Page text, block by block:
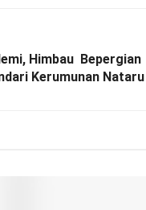
Himbau Bepergian
Kerumunan Nataru